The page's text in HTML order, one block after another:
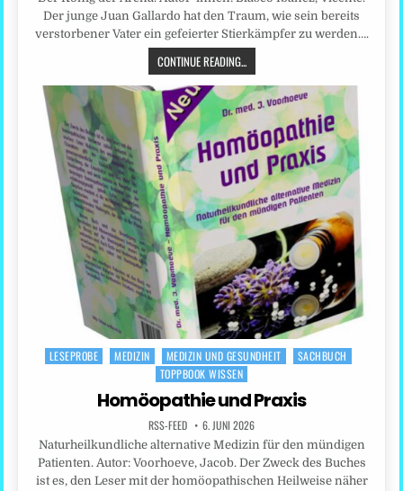
Der junge Juan Gallardo hat den Traum, wie sein bereits
verstorbener Vater ein gefeierter Stierkämpfer zu werden….
CONTINUE READING...
Posted
LESEPROBE MEDIZIN MEDIZIN UND GESUNDHEIT
SACHBUCH
TOPPBOOK WISSEN
Homöopathie und Praxis
RSS-FEED 6. JUNI 2026
Naturheilkundliche alternative Medizin für den mündigen
Patienten. Autor: Voorhoeve, Jacob. Der Zweck des Buches
ist es, den Leser mit der homöopathischen Heilweise näher